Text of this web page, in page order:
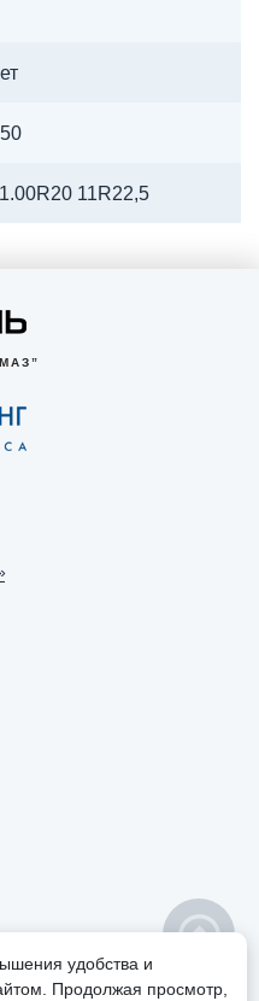
11R22,5
удобства и
Продолжая просмотр,
70